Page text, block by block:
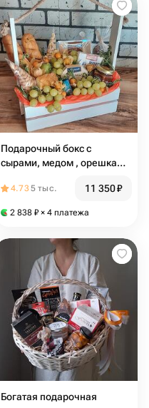
Подарочный бокс с
сырами, медом , орешками
4.735 тыс. 11 350₽
2 838 ₽ × 4 платежа
Богатая подарочная